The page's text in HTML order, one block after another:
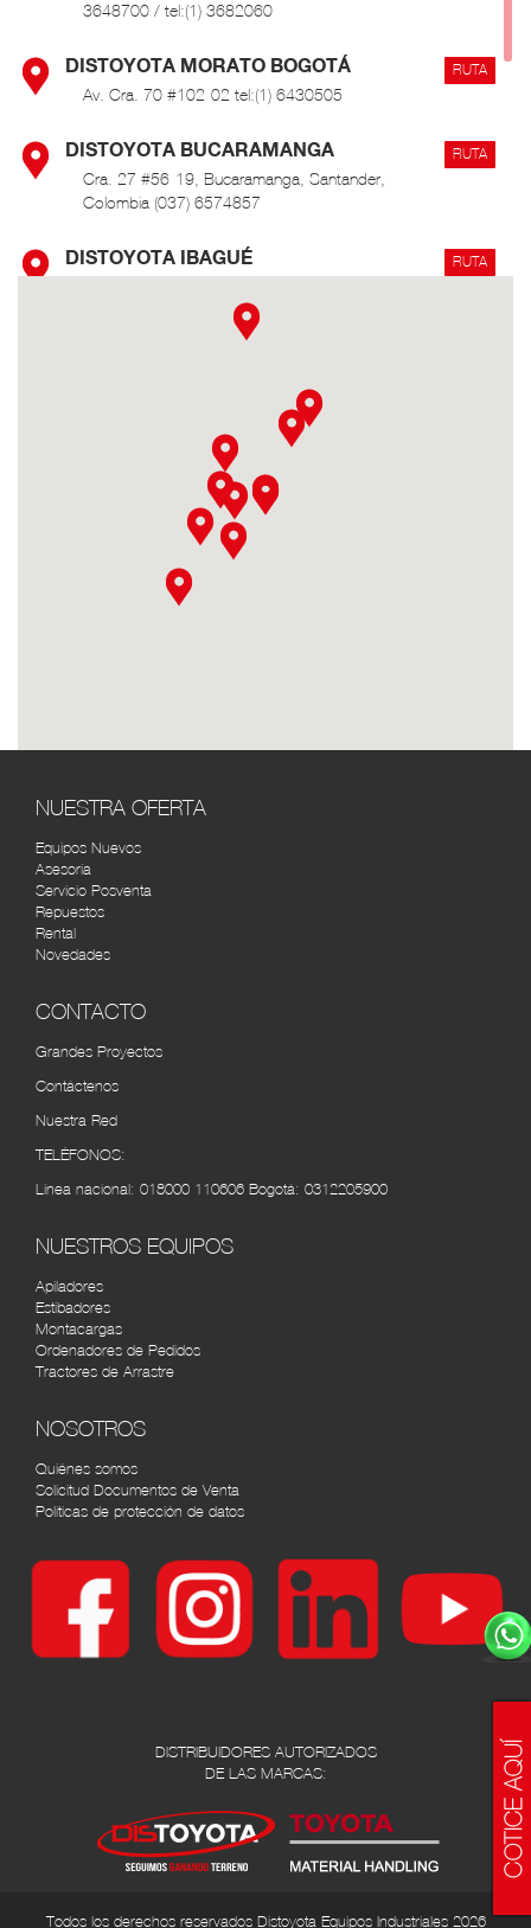
3648700 / tel:(1) 3682060
DISTOYOTA MORATO BOGOTÁ
Av. Cra. 70 #102-02 tel:(1) 6430505
RUTA
DISTOYOTA BUCARAMANGA
Cra. 27 #56-19, Bucaramanga, Santander,
Colombia (037) 6574857
RUTA
DISTOYOTA IBAGUÉ
276 0000 / 3116810521
RUTA
Calle 66A N°43-02 Centro Empresarial La
Esmeralda, bodega 101, Itagüi, Antioquia,
DISTOYOTA NEIVA
Cra. 5 #10-42, Neiva, Huila, Colombia (8)
DISTOYOTA PASTO
(REPUESTOS) BOGOTÁ
AUTOMERCANTIL DEL CARIBE
BARRANQUILLA
(5) 3490534
CÚCUTA MOTORS
Cra. 7 No. 10 - 52 Autopista internacional, Barrio -
VEHICAFÉ S.A.S PEREIRA
Av. 30 de Agosto #100-112, Pereira, Risaralda,
(2) 4422610
NUESTRA OFERTA
Equipos Nuevos
Asesoría
Servicio Posventa
Repuestos
Rental
Novedades
CONTACTO
Grandes Proyectos
Contáctenos
Nuestra Red
TELÉFONOS:
Línea nacional: 018000 110606 Bogotá: 0312205900
NUESTROS EQUIPOS
Apiladores
Estibadores
Montacargas
Ordenadores de Pedidos
Tractores de Arrastre
NOSOTROS
Quiénes somos
Solicitud Documentos de Venta
Políticas de protección de datos
DISTRIBUIDORES AUTORIZADOS
DE LAS MARCAS:
Todos los derechos reservados Distoyota Equipos Industriales 2026